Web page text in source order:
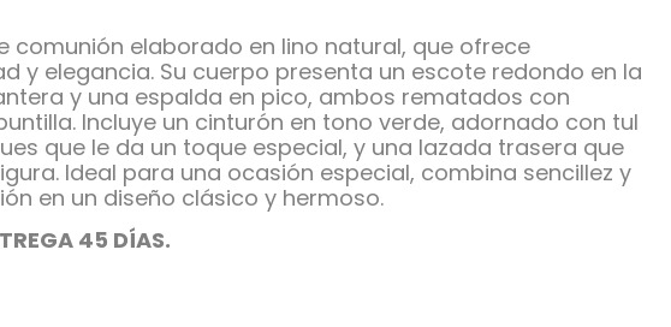
comunión elaborado en lino natural, que ofrece
y elegancia. Su cuerpo presenta un escote redondo en la
y una espalda en pico, ambos rematados con
Incluye un cinturón en tono verde, adornado con tul
que le da un toque especial, y una lazada trasera que
Ideal para una ocasión especial, combina sencillez y
en un diseño clásico y hermoso.
45 DÍAS.